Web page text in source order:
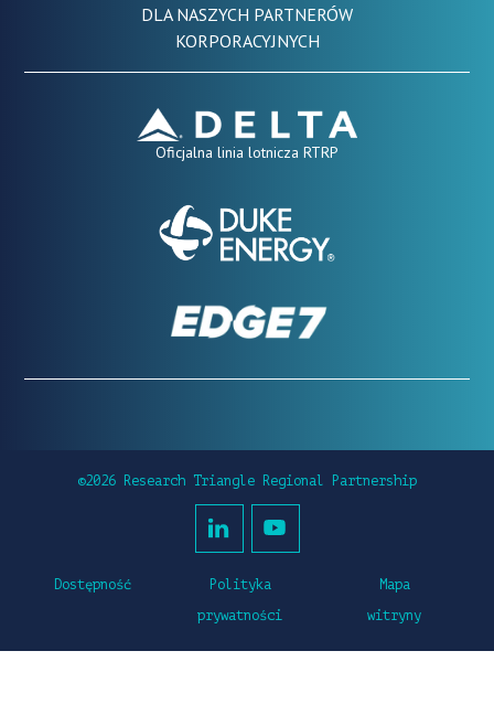
DLA NASZYCH PARTNERÓW
KORPORACYJNYCH
Oficjalna linia lotnicza RTRP
©2026 Research Triangle Regional Partnership
Dostępność
Polityka
prywatności
Mapa
witryny